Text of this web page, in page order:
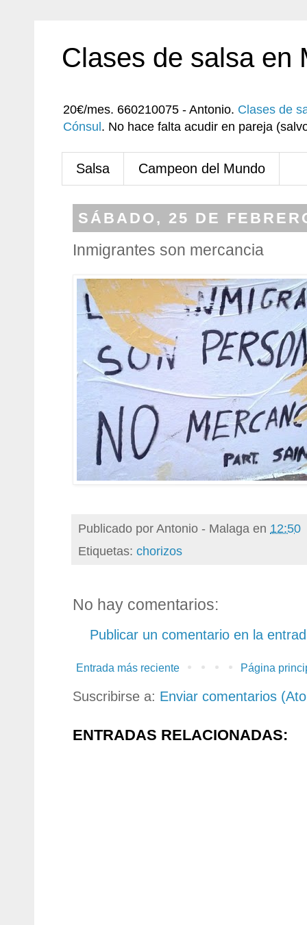
Clases de salsa en
20€/mes. 660210075 - Antonio. Clases de
Cónsul . No hace falta acudir en pareja
Salsa Campeon del Mundo
SÁBADO, 25 DE
Inmigrantes son mercancia
Publicado porAntonio - Malaga en 12:50
Etiquetas: chorizos
No hay comentarios:
Publicar un comentario en la
Entrada más reciente Página
Suscribirse a: Enviar comentarios
ENTRADAS RELACIONADAS: